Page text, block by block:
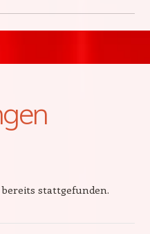
stattgefunden.